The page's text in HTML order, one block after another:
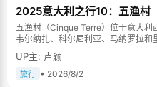
2025意大利之行10：五渔村
五渔村（Cinque Terre）位于意大利
韦尔纳扎、科尔尼利亚、马纳罗拉和
山傍海，房屋色彩斑斓，1997年被列
UP主: 卢颖
旅行 • 2026/8/2